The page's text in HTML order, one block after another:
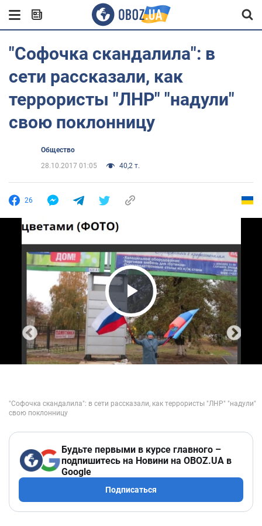
"Софочка скандалила": в
сети рассказали, как
террористы "ЛНР" "надули"
свою поклонницу
Общество
28.10.2017 01:05
40,2 т.
26
Play Video
Будьте первыми в курсе главного –
подпишитесь на Новини на OBOZ.UA в
Google
Подписаться